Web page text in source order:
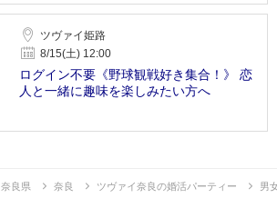
ツヴァイ姫路
8/15(土) 12:00
ログイン不要《野球観戦好き集合！》 恋
人と一緒に趣味を楽しみたい方へ
奈良県 奈良 ツヴァイ奈良の婚活パーティー 男